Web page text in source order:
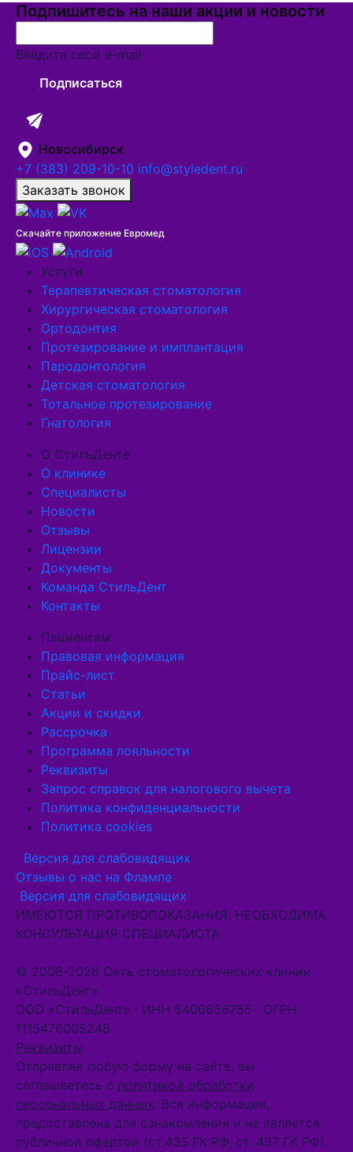
Подпишитесь на наши акции и новости
Введите свой e-mail
Подписаться
Новосибирск
+7 (383) 209-10-10 info@styledent.ru
Заказать звонок
Скачайте приложение Евромед
Услуги
Терапевтическая стоматология
Хирургическая стоматология
Ортодонтия
Протезирование и имплантация
Пародонтология
Детская стоматология
Тотальное протезирование
Гнатология
О СтильДенте
О клинике
Специалисты
Новости
Отзывы
Лицензии
Документы
Команда СтильДент
Контакты
Пациентам
Правовая информация
Прайс-лист
Статьи
Акции и скидки
Рассрочка
Программа лояльности
Реквизиты
Запрос справок для налогового вычета
Политика конфиденциальности
Политика cookies
Версия для слабовидящих
Отзывы о нас на Флампе
Версия для слабовидящих
ИМЕЮТСЯ ПРОТИВОПОКАЗАНИЯ, НЕОБХОДИМА
КОНСУЛЬТАЦИЯ СПЕЦИАЛИСТА
© 2008-2026 Сеть стоматологических клиник
«СтильДент».
ООО «СтильДент» · ИНН 5406656755 · ОГРН
1115476005248
Реквизиты
Отправляя любую форму на сайте, вы
соглашаетесь с политикой обработки
персональных данных. Вся информация,
предоставлена для ознакомления и не является
публичной офертой (ст.435 ГК РФ, cт. 437 ГК РФ).